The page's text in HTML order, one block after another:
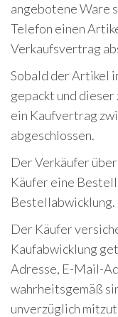
angebotene Ware
Telefon einen
Verkaufsvertrag
Sobald der Artikel
gepackt und
ein Kaufvertrag
abgeschlossen.
Der Verkäufer
Käufer eine
Bestellabwicklung.
Der Käufer
Kaufabwicklung
Adresse, E-Mail-
wahrheitsgemäß
unverzüglich